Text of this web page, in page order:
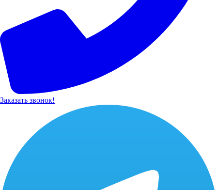
Заказать звонок!